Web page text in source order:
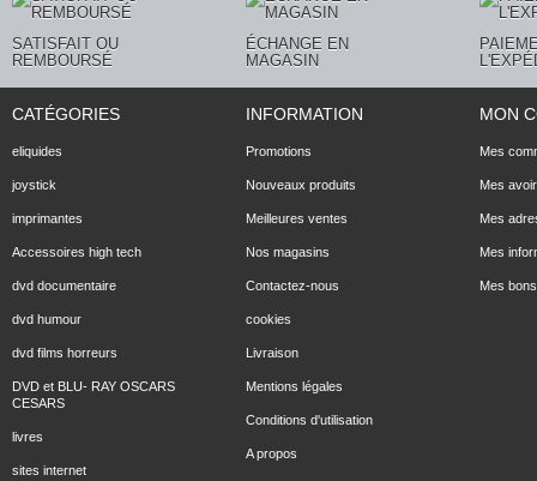
SATISFAIT OU
REMBOURSÉ
ÉCHANGE EN
MAGASIN
CATÉGORIES
eliquides
joystick
imprimantes
Accessoires high tech
dvd documentaire
dvd humour
dvd films horreurs
DVD et BLU- RAY OSCARS
CESARS
livres
sites internet
INFORMATION
Promotions
Nouveaux produits
Meilleures ventes
Nos magasins
Contactez-nous
cookies
Livraison
Mentions légales
Conditions d'utilisation
A propos
MON
Mes
Mes
Mes
Mes
Mes